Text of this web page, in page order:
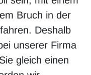
Bruch in der
Deshalb
unserer Firma
gleich einen